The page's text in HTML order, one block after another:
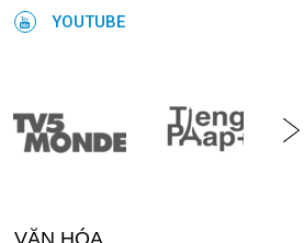
YOUTUBE